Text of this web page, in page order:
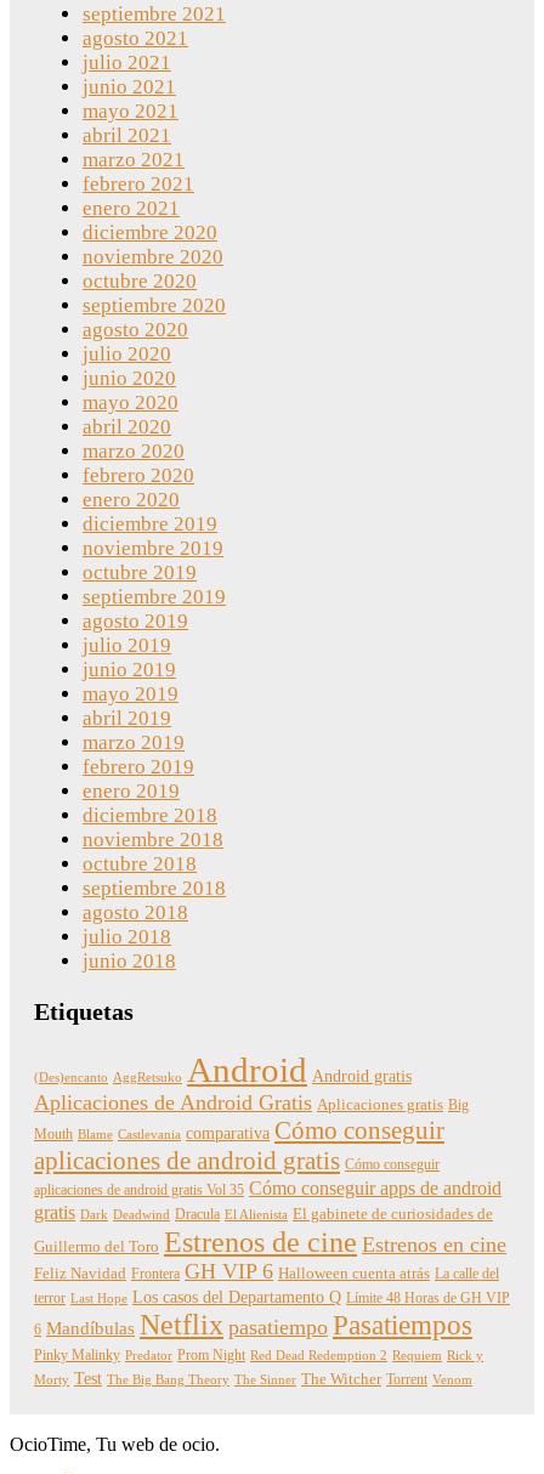
septiembre 2021
agosto 2021
julio 2021
junio 2021
mayo 2021
abril 2021
marzo 2021
febrero 2021
enero 2021
diciembre 2020
noviembre 2020
octubre 2020
septiembre 2020
agosto 2020
julio 2020
junio 2020
mayo 2020
abril 2020
marzo 2020
febrero 2020
enero 2020
diciembre 2019
noviembre 2019
octubre 2019
septiembre 2019
agosto 2019
julio 2019
junio 2019
mayo 2019
abril 2019
marzo 2019
febrero 2019
enero 2019
diciembre 2018
noviembre 2018
octubre 2018
septiembre 2018
agosto 2018
julio 2018
junio 2018
Etiquetas
(Des)encanto AggRetsuko Android Android gratis
Aplicaciones de Android Gratis Aplicaciones gratis Big
Mouth Blame Castlevania comparativa Cómo conseguir
aplicaciones de android gratis Cómo conseguir
aplicaciones de android gratis Vol 35 Cómo conseguir apps de android
gratis Dark Deadwind Dracula El Alienista El gabinete de curiosidades de
Guillermo del Toro Estrenos de cine Estrenos en cine
Feliz Navidad Frontera GH VIP 6 Halloween cuenta atrás La calle del
terror Last Hope Los casos del Departamento Q Límite 48 Horas de GH VIP
6 Mandíbulas Netflix pasatiempo Pasatiempos
Pinky Malinky Predator Prom Night Red Dead Redemption 2 Requiem Rick y
Morty Test The Big Bang Theory The Sinner The Witcher Torrent Venom
OcioTime, Tu web de ocio.